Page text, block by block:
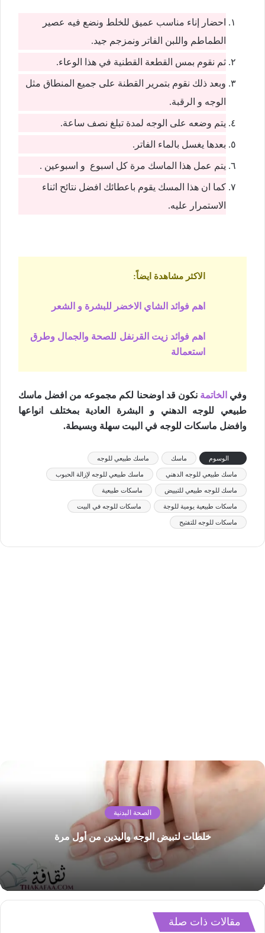
احضار إناء مناسب عميق للخلط ونضع فيه عصير
الطماطم واللبن الفاتر ونمزجم جيد.
ثم نقوم بمس القطعة القطنية في هذا الوعاء.
وبعد ذلك نقوم بتمرير القطنة على جميع المنطاق مثل
الوجه و الرقبة.
يتم وضعه على الوجه لمدة تبلغ نصف ساعة.
بعدها يغسل بالماء الفاتر.
يتم عمل هذا الماسك مرة كل اسبوع و اسبوعين .
كما ان هذا المسك يقوم باعطائك افضل نتائح اثناء
الاستمرار عليه.
الاكثر مشاهدة ايضاً:
اهم فوائد الشاي الاخضر للبشرة و الشعر
اهم فوائد زيت القرنفل للصحة والجمال وطرق
استعمالة
وفي الخاتمة نكون قد اوضحنا لكم مجموعه من افضل ماسك
طبيعي للوجه الدهني و البشرة العادية بمختلف انواعها
وافضل ماسكات للوجه في البيت سهلة وبسيطة.
الوسوم ماسك ماسك طبيعي للوجه
ماسك طبيعي للوجه الدهني ماسك طبيعي للوجه لإزالة الحبوب
ماسك للوجه طبيعي للتبييض ماسكات طبيعية
ماسكات طبيعية يومية للوجة ماسكات للوجه في البيت
ماسكات للوجه للتفتيح
الصحة البدنية
خلطات لتبيض الوجه واليدين من أول مرة
مقالات ذات صلة